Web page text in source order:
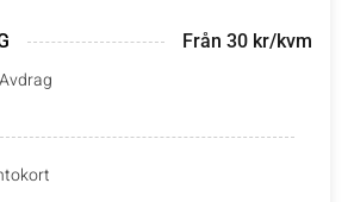
Från 30 kr/kvm